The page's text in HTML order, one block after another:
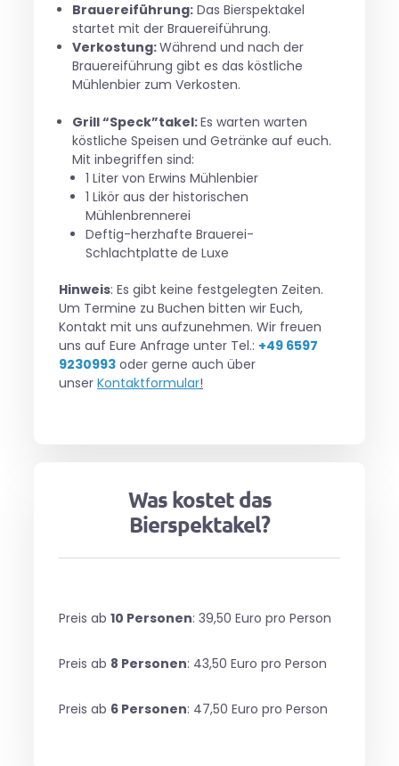
Brauereiführung: Das Bierspektakel
startet mit der Brauereiführung.
Verkostung:Während und nach der
Brauereiführung gibt es das köstliche
Mühlenbier zum Verkosten.
Grill “Speck”takel:Es warten warten
köstliche Speisen und Getränke auf euch.
Mit inbegriffen sind:
1 Liter von Erwins Mühlenbier
1 Likör aus der historischen
Mühlenbrennerei
Deftig-herzhafte Brauerei-
Schlachtplatte de Luxe
Hinweis: Es gibt keine festgelegten Zeiten.
Um Termine zu Buchen bitten wir Euch,
Kontakt mit uns aufzunehmen. Wir freuen
uns auf Eure Anfrage unter Tel.: +49 6597
9230993 oder gerne auch über
unser Kontaktformular!
Was kostet das
Bierspektakel?
Preis ab 10 Personen: 39,50 Euro pro Person
Preis ab 8 Personen: 43,50 Euro pro Person
Preis ab 6 Personen: 47,50 Euro pro Person